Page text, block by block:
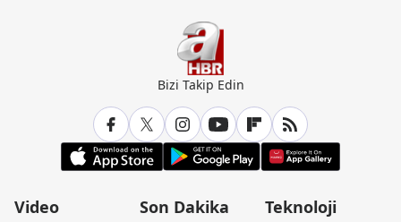
Bizi Takip Edin
Video
Son Dakika
Teknoloji